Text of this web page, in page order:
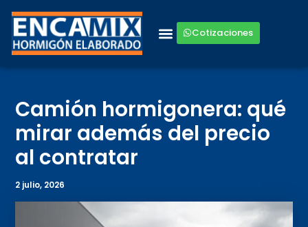
contenido
Cotizaciones
Camión hormigonera: qué
mirar además del precio
al contratar
2 julio, 2026